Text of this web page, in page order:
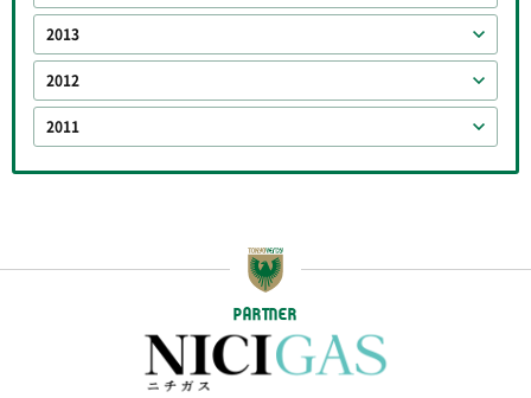
2013
2012
2011
PARTNER